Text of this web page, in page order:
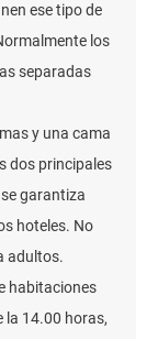
ese tipo de
los
separadas
y una cama
dos principales
garantiza
hoteles. No
adultos.
habitaciones
la 14.00 horas,